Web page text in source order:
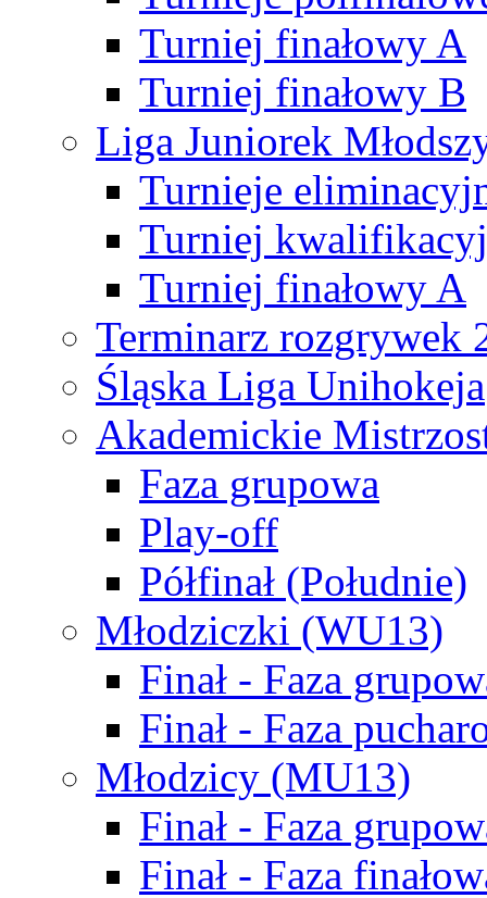
Turniej finałowy A
Turniej finałowy B
Liga Juniorek
Turnieje
Turniej
Turniej finałowy A
Terminarz rozgrywek
Śląska Liga Unihokeja
Akademickie
Faza grupowa
Play-off
Półfinał (Południe)
Młodziczki (WU13)
Finał - Faza
Finał - Faza
Młodzicy (MU13)
Finał - Faza
Finał - Faza